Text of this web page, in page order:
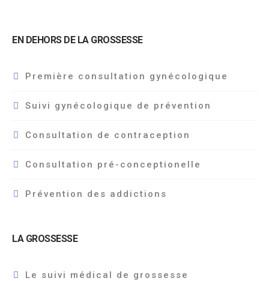
EN DEHORS DE LA GROSSESSE
Première consultation gynécologique
Suivi gynécologique de prévention
Consultation de contraception
Consultation pré-conceptionelle
Prévention des addictions
LA GROSSESSE
Le suivi médical de grossesse